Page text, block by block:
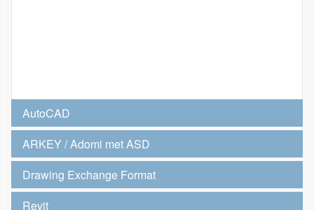
AutoCAD
ARKEY / Adomi met ASD
Drawing Exchange Format
Revit